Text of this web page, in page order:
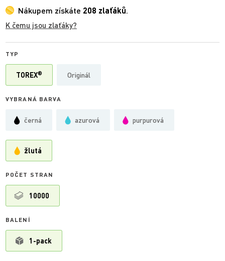
Nákupem získáte 208 zlaťáků.
K čemu jsou zlaťáky?
TYP
TOREX® Originál
VYBRANÁ BARVA
černá azurová purpurová
žlutá
POČET STRAN
10000
BALENÍ
1-pack